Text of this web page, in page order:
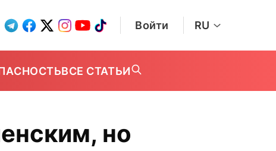
Войти RU
ВСЕ СТАТЬИ
но